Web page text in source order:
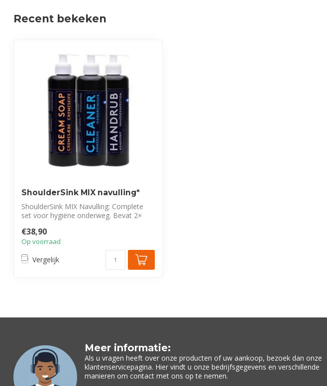
Recent bekeken
ShoulderSink MIX navulling*
ShoulderSink MIX Navulling: Complete
set voor hygiëne onderweg. Bevat 2×
€38,90
Op voorraad
Vergelijk
Meer informatie:
Als u vragen heeft over onze producten of uw aankoop, bezoek dan onze
klantenservicepagina. Hier vindt u onze bedrijfsgegevens en verschillende
manieren om contact met ons op te nemen.